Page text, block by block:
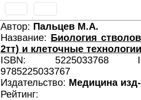
Автор: Пальцев М.А.
Название: Биология
2тт) и клеточные
ISBN: 5225033768
9785225033767
Издательство: Медицина
Рейтинг: